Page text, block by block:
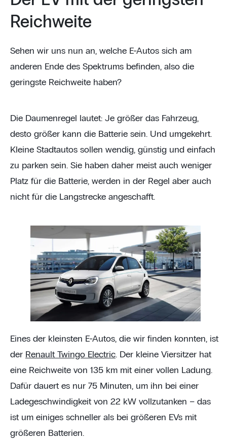
Reichweite
Sehen wir uns nun an, welche E-Autos sich am
anderen Ende des Spektrums befinden, also die
geringste Reichweite haben?
Die Daumenregel lautet: Je größer das Fahrzeug,
desto größer kann die Batterie sein. Und umgekehrt.
Kleine Stadtautos sollen wendig, günstig und einfach
zu parken sein. Sie haben daher meist auch weniger
Platz für die Batterie, werden in der Regel aber auch
nicht für die Langstrecke angeschafft.
Eines der kleinsten E-Autos, die wir finden konnten, ist
der Renault Twingo Electric. Der kleine Viersitzer hat
eine Reichweite von 135 km mit einer vollen Ladung.
Dafür dauert es nur 75 Minuten, um ihn bei einer
Ladegeschwindigkeit von 22 kW vollzutanken – das
ist um einiges schneller als bei größeren EVs mit
größeren Batterien.